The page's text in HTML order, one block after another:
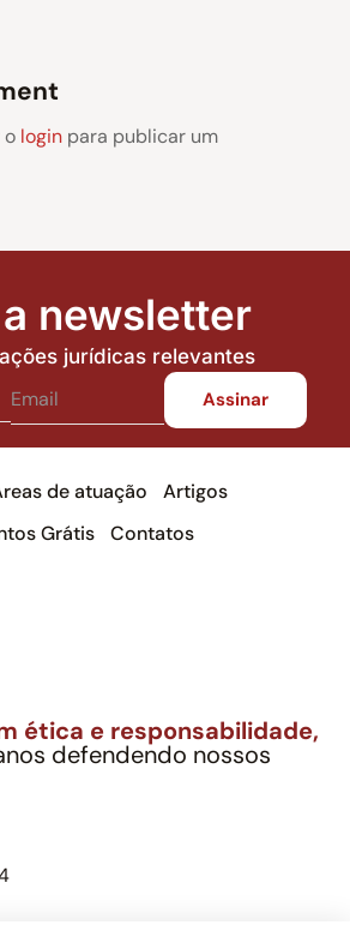
o login para publicar um
newsletter
jurídicas relevantes
de atuação
Artigos
Grátis
Contatos
ética e responsabilidade,
defendendo nossos